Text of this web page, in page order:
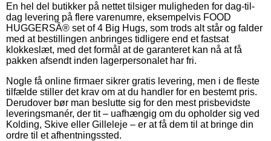
En hel del butikker på nettet tilsiger muligheden for dag-til-
dag levering på flere varenumre, eksempelvis FOOD
HUGGERSÂ® set of 4 Big Hugs, som trods alt står og falder
med at bestillingen anbringes tidligere end et fastsat
klokkeslæt, med det formål at de garanteret kan nå at få
pakken afsendt inden lagerpersonalet har fri.
Nogle få online firmaer sikrer gratis levering, men i de fleste
tilfælde stiller det krav om at du handler for en bestemt pris.
Derudover bør man beslutte sig for den mest prisbevidste
leveringsmanér, der tit – uafhængig om du opholder sig ved
Kolding, Skive eller Gilleleje – er at få dem til at bringe din
ordre til et afhentningssted.